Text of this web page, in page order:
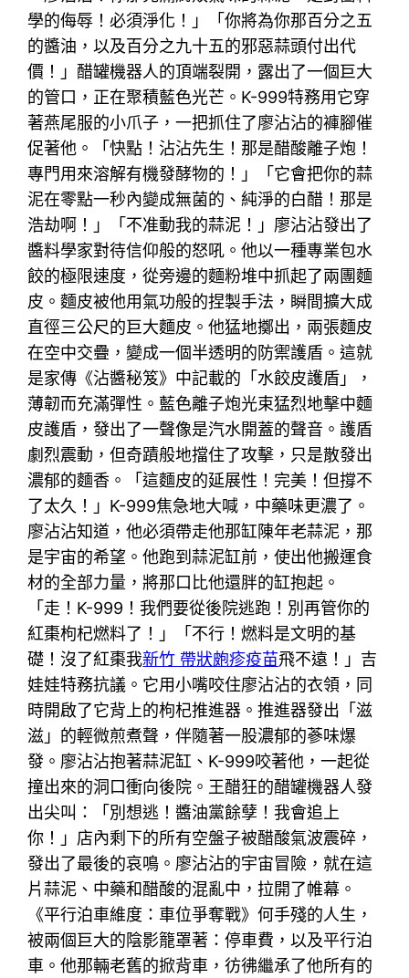
學的侮辱！必須淨化！」「你將為你那百分之五
的醬油，以及百分之九十五的邪惡蒜頭付出代
價！」醋罐機器人的頂端裂開，露出了一個巨大
的管口，正在聚積藍色光芒。K-999特務用它穿
著燕尾服的小爪子，一把抓住了廖沾沾的褲腳催
促著他。「快點！沾沾先生！那是醋酸離子炮！
專門用來溶解有機發酵物的！」「它會把你的蒜
泥在零點一秒內變成無菌的、純淨的白醋！那是
浩劫啊！」「不准動我的蒜泥！」廖沾沾發出了
醬料學家對待信仰般的怒吼。他以一種專業包水
餃的極限速度，從旁邊的麵粉堆中抓起了兩團麵
皮。麵皮被他用氣功般的捏製手法，瞬間擴大成
直徑三公尺的巨大麵皮。他猛地擲出，兩張麵皮
在空中交疊，變成一個半透明的防禦護盾。這就
是家傳《沾醬秘笈》中記載的「水餃皮護盾」，
薄韌而充滿彈性。藍色離子炮光束猛烈地擊中麵
皮護盾，發出了一聲像是汽水開蓋的聲音。護盾
劇烈震動，但奇蹟般地擋住了攻擊，只是散發出
濃郁的麵香。「這麵皮的延展性！完美！但撐不
了太久！」K-999焦急地大喊，中藥味更濃了。
廖沾沾知道，他必須帶走他那缸陳年老蒜泥，那
是宇宙的希望。他跑到蒜泥缸前，使出他搬運食
材的全部力量，將那口比他還胖的缸抱起。
「走！K-999！我們要從後院逃跑！別再管你的
紅棗枸杞燃料了！」「不行！燃料是文明的基
礎！沒了紅棗我新竹 帶狀皰疹疫苗飛不遠！」吉
娃娃特務抗議。它用小嘴咬住廖沾沾的衣領，同
時開啟了它背上的枸杞推進器。推進器發出「滋
滋」的輕微煎煮聲，伴隨著一股濃郁的蔘味爆
發。廖沾沾抱著蒜泥缸、K-999咬著他，一起從
撞出來的洞口衝向後院。王醋狂的醋罐機器人發
出尖叫：「別想逃！醬油黨餘孽！我會追上
你！」店內剩下的所有空盤子被醋酸氣波震碎，
發出了最後的哀鳴。廖沾沾的宇宙冒險，就在這
片蒜泥、中藥和醋酸的混亂中，拉開了帷幕。
《平行泊車維度：車位爭奪戰》何手殘的人生，
被兩個巨大的陰影籠罩著：停車費，以及平行泊
車。他那輛老舊的掀背車，彷彿繼承了他所有的